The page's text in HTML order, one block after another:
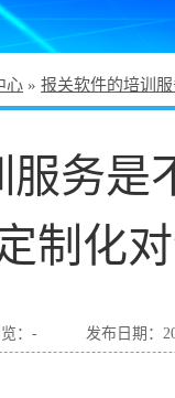
心 » 报关软件的培训
务是
制化
： - 发布日期：